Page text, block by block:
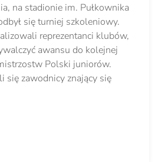
na stadionie im. Pułkownika
się turniej szkoleniowy.
reprezentanci klubów,
awansu do kolejnej
Polski juniorów.
się zawodnicy znający się